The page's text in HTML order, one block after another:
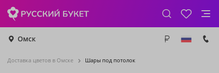
Омск
Доставка цветов в Омске Шары под потолок